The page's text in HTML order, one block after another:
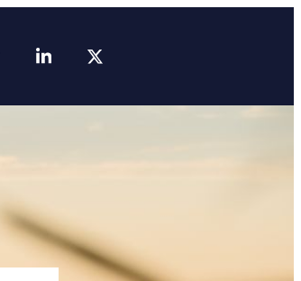
LINKEDINTWITTER